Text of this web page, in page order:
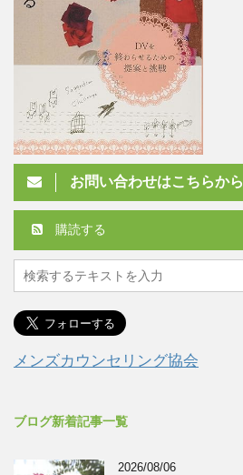
お問い合わせはこちらから
購読する
メンズカウンセリング協会
ブログ新着記事一覧
2026/08/06